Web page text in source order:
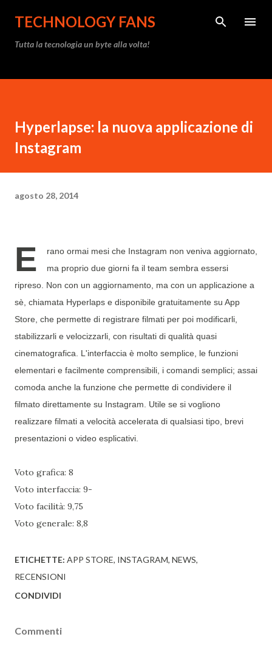
Passa ai contenuti principali
TECHNOLOGY FANS
Tutta la tecnologia un byte alla volta!
Hyperlapse: la nuova applicazione di
Instagram
agosto 28, 2014
E
rano ormai mesi che Instagram non veniva aggiornato,
ma proprio due giorni fa il team sembra essersi
ripreso. Non con un aggiornamento, ma con un applicazione a
sè, chiamata Hyperlaps e disponibile gratuitamente su App
Store, che permette di registrare filmati per poi modificarli,
stabilizzarli e velocizzarli, con risultati di qualità quasi
cinematografica. L'interfaccia è molto semplice, le funzioni
elementari e facilmente comprensibili, i comandi semplici; assai
comoda anche la funzione che permette di condividere il
filmato direttamente su Instagram. Utile se si vogliono
realizzare filmati a velocità accelerata di qualsiasi tipo, brevi
presentazioni o video esplicativi.
Voto grafica: 8
Voto interfaccia: 9-
Voto facilità: 9,75
Voto generale: 8,8
ETICHETTE: APP STORE INSTAGRAM NEWS
RECENSIONI
CONDIVIDI
Commenti